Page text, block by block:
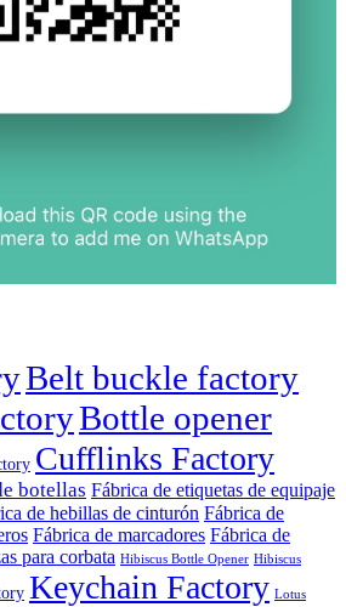
Belt buckle factory
Bottle opener
Cufflinks Factory
botellas Fábrica de etiquetas de equipaje
de hebillas de cinturón Fábrica de
Fábrica de marcadores Fábrica de
para corbata Hibiscus Bottle Opener Hibiscus
Keychain Factory Lotus